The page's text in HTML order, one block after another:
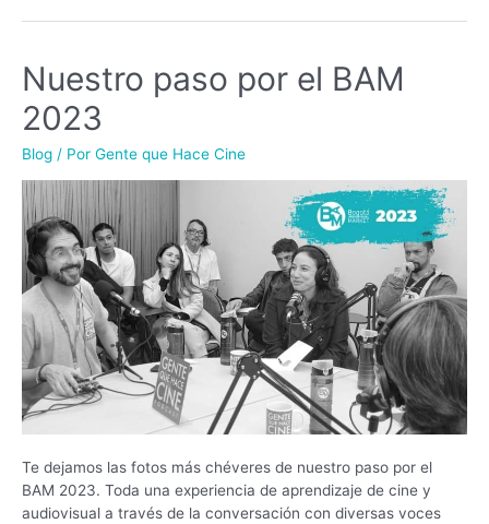
Nuestro paso por el BAM
2023
Blog / Por Gente que Hace Cine
Te dejamos las fotos más chéveres de nuestro paso por el
BAM 2023. Toda una experiencia de aprendizaje de cine y
audiovisual a través de la conversación con diversas voces